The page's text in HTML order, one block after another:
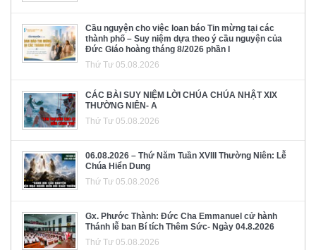
Cầu nguyện cho việc loan báo Tin mừng tại các
thành phố – Suy niệm dựa theo ý cầu nguyện của
Đức Giáo hoàng tháng 8/2026 phần I
Thứ Tư 05.08.2026
CÁC BÀI SUY NIỆM LỜI CHÚA CHÚA NHẬT XIX
THƯỜNG NIÊN- A
Thứ Tư 05.08.2026
06.08.2026 – Thứ Năm Tuần XVIII Thường Niên: Lễ
Chúa Hiển Dung
Thứ Tư 05.08.2026
Gx. Phước Thành: Đức Cha Emmanuel cử hành
Thánh lễ ban Bí tích Thêm Sức- Ngày 04.8.2026
Thứ Tư 05.08.2026